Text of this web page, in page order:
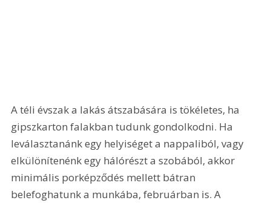
A téli évszak a lakás átszabására is töké­letes, ha
gipszkarton falakban tudunk gondolkodni. Ha
leválasztanánk egy helyiséget a nappaliból, vagy
elkülönítenénk egy hálórészt a szobából, akkor
minimális porképződés mellett bátran
belefoghatunk a munkába, februárban is. A